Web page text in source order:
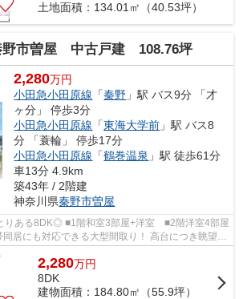
土地面積：134.01㎡（40.53坪）
野市曽屋 中古戸建 108.76坪
2,280万円
小田急小田原線 「秦野 」駅 バス9分 「才
ヶ分」 停歩3分
小田急小田原線 「東海大学前 」駅 バス8
分 「蓑輪」 停歩17分
小田急小田原線 「鶴巻温泉 」駅 徒歩61分
車13分 4.9km
築43年 / 2階建
神奈川県秦野市曽屋
りある8DK◎ ■1階和室3部屋+洋室 ■2階洋室4部屋
居にも対応できる大型間取り！ 高台につき眺望良
確かめください♪
2,280万円
8DK
建物面積：184.80㎡（55.9坪）